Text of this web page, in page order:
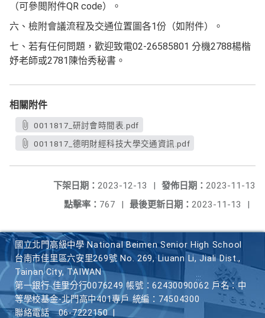
（可參閲附件QR code）。
六、檢附會議流程及交通位置圖各1份（如附件）。
七、若有任何問題，歡迎致電02-26585801 分機2788楊楷
妤老師或2781陳怡秀秘書。
相關附件
0011817_研討會時間表.pdf
0011817_德明財經科技大學交通資訊.pdf
發佈日期： 2023-11-13
下架日期： 2023-12-13
|
最後更新日期： 2023-11-13 |
點擊率： 767 |
國立北門高級中學 National Beimen Senior High School
台南市佳里區六安里269號 No. 269, Liuann Li, Jiali Dist.,
Tainan City, TAIWAN
第一銀行 佳里分行0076249 帳號：62430090062 戶名：中
等學校基金-北門高中401專戶 統編：74504300
聯絡電話
06-7222150